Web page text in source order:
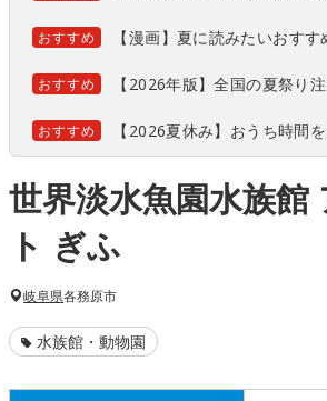
おすすめ 【漫画】夏に読みたいおす
おすすめ 【2026年版】全国の夏祭り
おすすめ 【2026夏休み】おうち時間
世界淡水魚園水族館
ト ぎふ
岐阜県各務原市
水族館・動物園